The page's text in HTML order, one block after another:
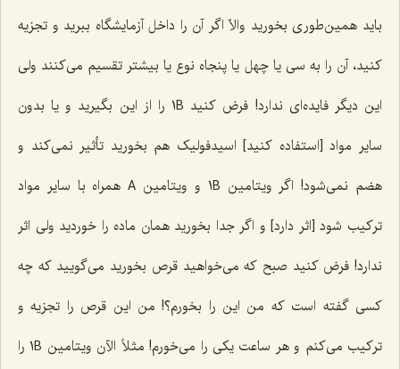
باید همین‌طورى بخورید والاّ اگر آن را داخل آزمایشگاه ببرید و تجزیه
کنید، آن را به سى یا چهل یا پنجاه نوع یا بیشتر تقسیم می‌کنند ولی
این دیگر فایده‌اى ندارد! فرض کنید 1B را از این بگیرید و یا بدون
سایر مواد [استفاده کنید] اسیدفولیک هم بخورید تأثیر نمى‌کند و
هضم نمى‌شود! اگر ویتامین 1B و ویتامین A همراه با سایر مواد
ترکیب شود [اثر دارد] و اگر جدا بخورید همان ماده را خوردید ولی اثر
ندارد! فرض کنید صبح که می‌خواهید قرص بخورید می‌گویید که چه
کسی گفته است که من این را بخورم؟! من این قرص را تجزیه و
ترکیب می‌کنم و هر ساعت یکی را می‌خورم! مثلاً الآن ویتامین 1B را